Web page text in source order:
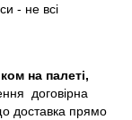
- не всі
на палеті,
договірна
доставка прямо